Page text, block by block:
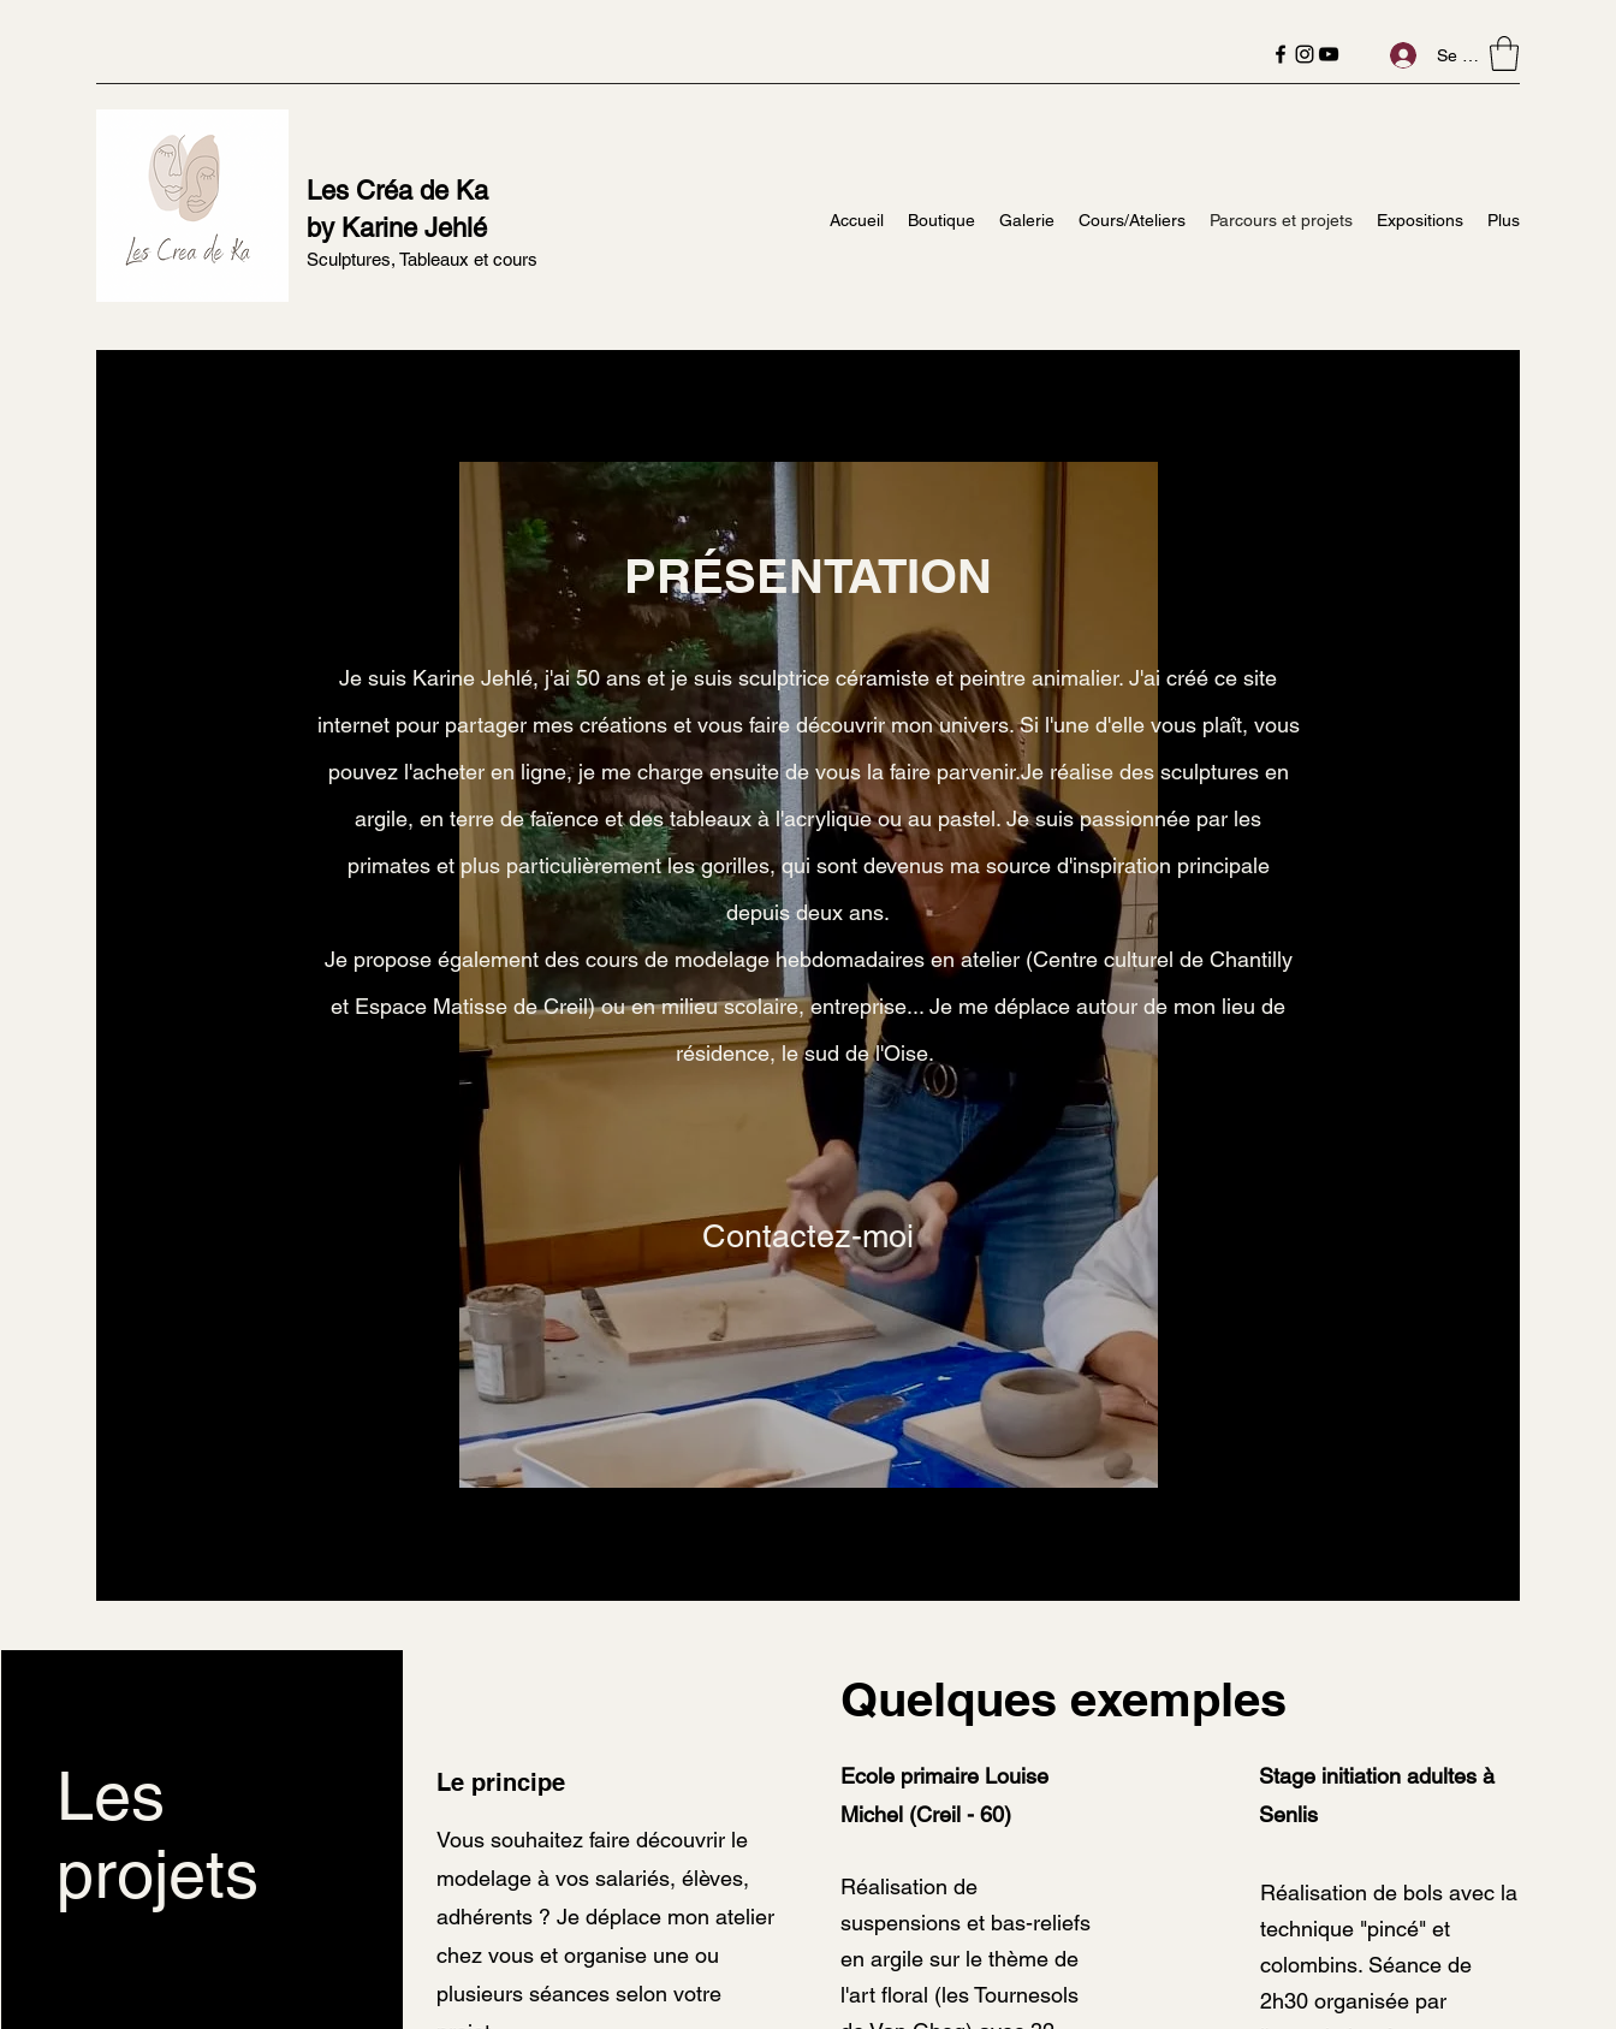
Se connecter
Les Créa de Ka
by Karine Jehlé
Sculptures, Tableaux et cours
Accueil Boutique Galerie Cours/Ateliers Parcours et projets Expositions Plus
PRÉSENTATION
Je suis Karine Jehlé, j'ai 50 ans et je suis sculptrice céramiste et peintre animalier. J'ai créé ce site
internet pour partager mes créations et vous faire découvrir mon univers. Si l'une d'elle vous plaît, vous
pouvez l'acheter en ligne, je me charge ensuite de vous la faire parvenir.Je réalise des sculptures en
argile, en terre de faïence et des tableaux à l'acrylique ou au pastel. Je suis passionnée par les
primates et plus particulièrement les gorilles, qui sont devenus ma source d'inspiration principale
depuis deux ans.
Je propose également des cours de modelage hebdomadaires en atelier (Centre culturel de Chantilly
et Espace Matisse de Creil) ou en milieu scolaire, entreprise... Je me déplace autour de mon lieu de
résidence, le sud de l'Oise.
Contactez-moi
Les
projets
Le principe
Vous souhaitez faire découvrir le
modelage à vos salariés, élèves,
adhérents ? Je déplace mon atelier
chez vous et organise une ou
plusieurs séances selon votre
Quelques exemples
Ecole primaire Louise
Michel (Creil - 60)
Réalisation de
suspensions et bas-reliefs
en argile sur le thème de
l'art floral (les Tournesols
Stage initiation adultes à
Senlis
Réalisation de bols avec la
technique "pincé" et
colombins. Séance de
2h30 organisée par